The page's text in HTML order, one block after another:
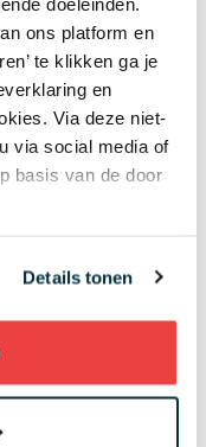
ons platform en
te klikken ga je
en
Via deze niet-
via social media of
basis van de door
Details tonen
door Brabantse
er ook gegolft
50 jaar
jongste